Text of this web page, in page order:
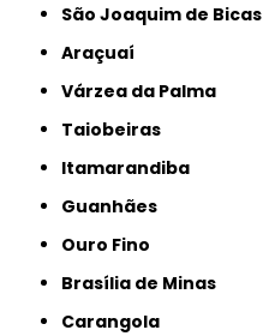
São Joaquim de Bicas
Araçuaí
Várzea da Palma
Taiobeiras
Itamarandiba
Guanhães
Ouro Fino
Brasília de Minas
Carangola